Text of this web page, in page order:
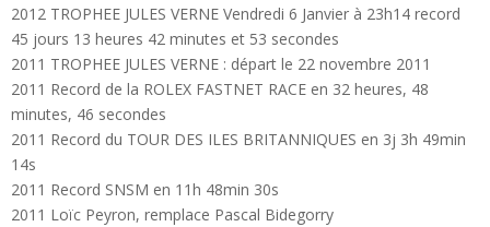
2012 TROPHEE JULES VERNE Vendredi 6 Janvier à 23h14 record
45 jours 13 heures 42 minutes et 53 secondes
2011 TROPHEE JULES VERNE : départ le 22 novembre 2011
2011 Record de la ROLEX FASTNET RACE en 32 heures, 48
minutes, 46 secondes
2011 Record du TOUR DES ILES BRITANNIQUES en 3j 3h 49min
14s
2011 Record SNSM en 11h 48min 30s
2011 Loïc Peyron, remplace Pascal Bidegorry